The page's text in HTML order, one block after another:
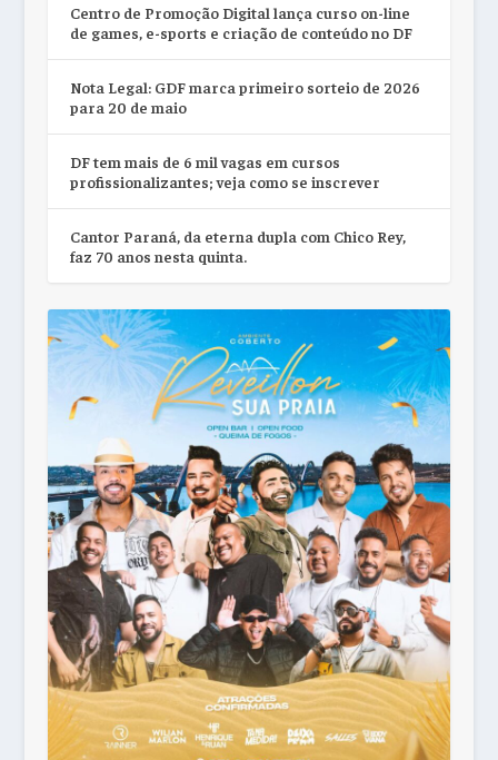
Centro de Promoção Digital lança curso on-line
de games, e-sports e criação de conteúdo no DF
Nota Legal: GDF marca primeiro sorteio de 2026
para 20 de maio
DF tem mais de 6 mil vagas em cursos
profissionalizantes; veja como se inscrever
Cantor Paraná, da eterna dupla com Chico Rey,
faz 70 anos nesta quinta.